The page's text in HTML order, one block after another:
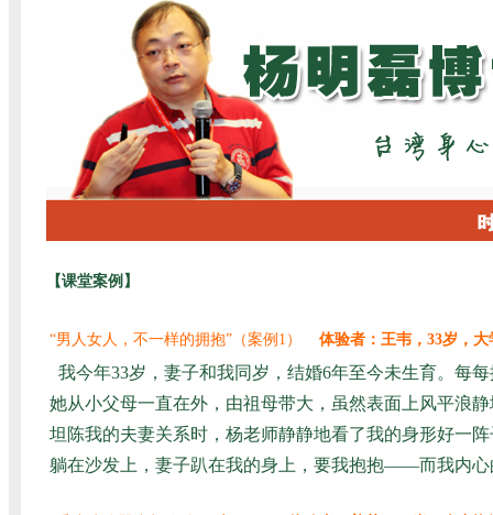
【课堂案例】
“男人女人，不一样的拥抱”（案例1） 体验者：王韦，33岁，大
我今年33岁，妻子和我同岁，结婚6年至今未生育。每
她从小父母一直在外，由祖母带大，虽然表面上风平浪
坦陈我的夫妻关系时，杨老师静静地看了我的身形好一
躺在沙发上，妻子趴在我的身上，要我抱抱——而我内心